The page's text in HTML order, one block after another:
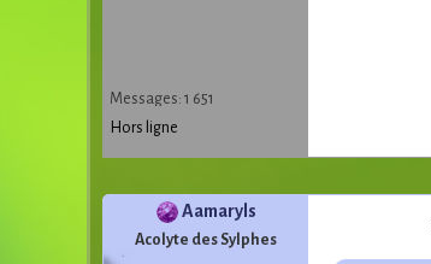
Messages: 1 651
Hors ligne
Aamaryls
Acolyte des Sylphes